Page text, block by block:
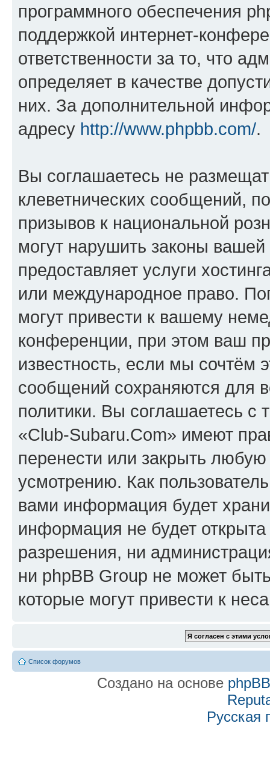
программного обеспечения
поддержкой интернет-
ответственности за то, что
определяет в качестве
них. За дополнительной
адресу http://www.phpbb.com/.
Вы соглашаетесь не
клеветнических сообщений,
призывов к национальной
могут нарушить законы
предоставляет услуги
или международное право.
могут привести к вашему
конференции, при этом ваш
известность, если мы сочтём
сообщений сохраняются для
политики. Вы соглашаетесь
«Club-Subaru.Com» имеют
перенести или закрыть
усмотрению. Как
вами информация будет
информация не будет
разрешения, ни
ни phpBB Group не может
которые могут привести к
Список форумов
Создано на основе phpBB
Русская